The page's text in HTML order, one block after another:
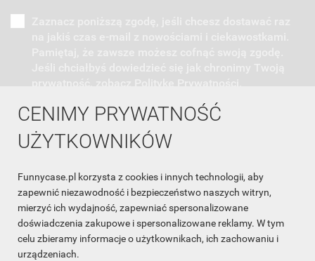
CENIMY PRYWATNOŚĆ
UŻYTKOWNIKÓW
Funnycase.pl korzysta z cookies i innych technologii, aby
zapewnić niezawodność i bezpieczeństwo naszych witryn,
mierzyć ich wydajność, zapewniać spersonalizowane
doświadczenia zakupowe i spersonalizowane reklamy. W tym
celu zbieramy informacje o użytkownikach, ich zachowaniu i
urządzeniach.
INFORMACJA O SKLEPIE
INFORMACJE
OBSŁUGA KLIENTA